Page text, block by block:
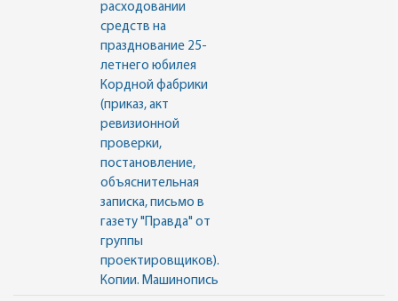
расходовании
средств на
празднование 25-
летнего юбилея
Кордной фабрики
(приказ, акт
ревизионной
проверки,
постановление,
объяснительная
записка, письмо в
газету "Правда" от
группы
проектировщиков).
Копии. Машинопись